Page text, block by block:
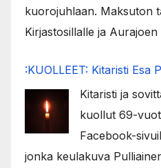
kuorojuhlaan. Maksuton
Kirjastosillalle ja
:KUOLLEET: Kitaristi Esa
Kitaristi ja
kuollut 69-
Facebook-
jonka keulakuva